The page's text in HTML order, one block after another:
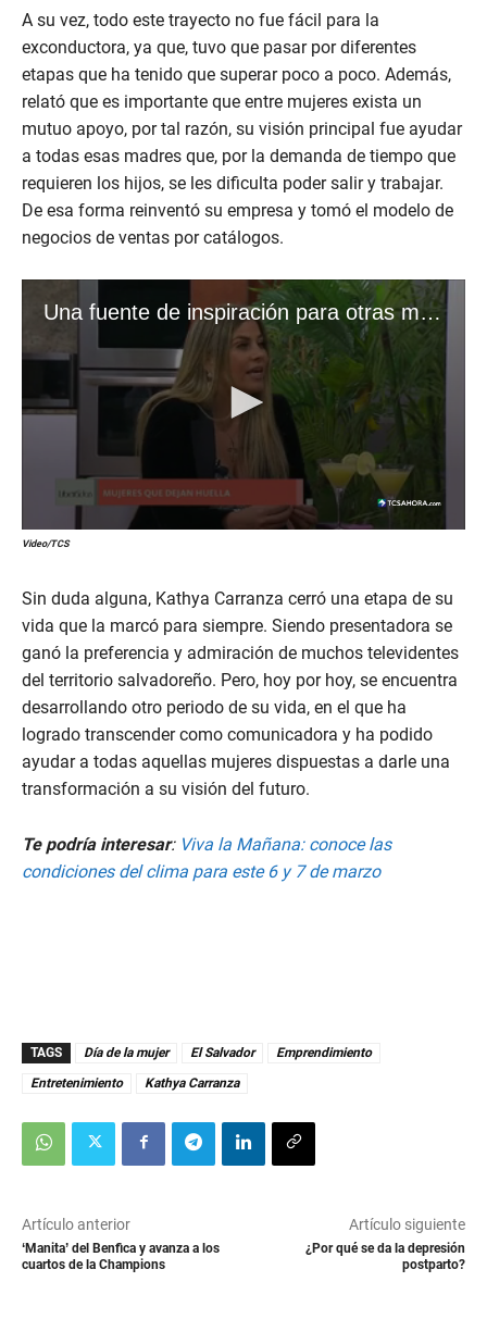
A su vez, todo este trayecto no fue fácil para la
exconductora, ya que, tuvo que pasar por diferentes
etapas que ha tenido que superar poco a poco. Además,
relató que es importante que entre mujeres exista un
mutuo apoyo, por tal razón, su visión principal fue ayudar
a todas esas madres que, por la demanda de tiempo que
requieren los hijos, se les dificulta poder salir y trabajar.
De esa forma reinventó su empresa y tomó el modelo de
negocios de ventas por catálogos.
Video/TCS
Sin duda alguna, Kathya Carranza cerró una etapa de su
vida que la marcó para siempre. Siendo presentadora se
ganó la preferencia y admiración de muchos televidentes
del territorio salvadoreño. Pero, hoy por hoy, se encuentra
desarrollando otro periodo de su vida, en el que ha
logrado transcender como comunicadora y ha podido
ayudar a todas aquellas mujeres dispuestas a darle una
transformación a su visión del futuro.
Te podría interesar: Viva la Mañana: conoce las
condiciones del clima para este 6 y 7 de marzo
TAGS Día de la mujer El Salvador
Emprendimiento
Entretenimiento
Kathya Carranza
Artículo anterior
‘Manita’ del Benfica y avanza a los
cuartos de la Champions
Artículo siguiente
¿Por qué se da la depresión
postparto?